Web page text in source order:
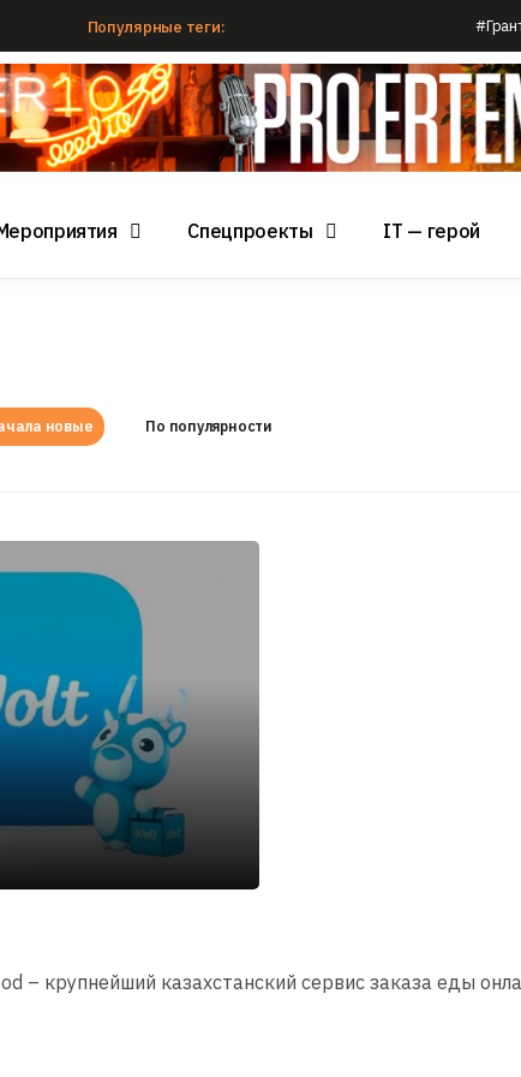
Популярные теги:
Спецпроекты IT — герой
новые По популярности
– крупнейший казахстанский сервис заказа еды